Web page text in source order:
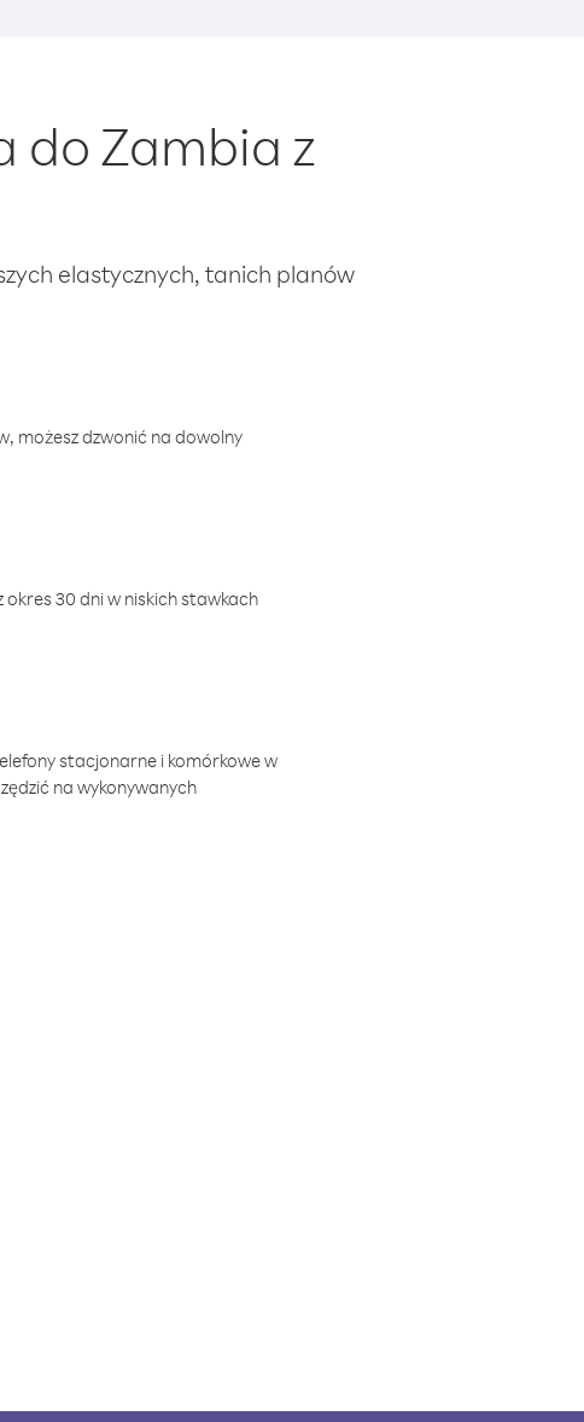
do Zambia z
elastycznych, tanich planów
możesz dzwonić na dowolny
30 dni w niskich stawkach
stacjonarne i komórkowe w
na wykonywanych